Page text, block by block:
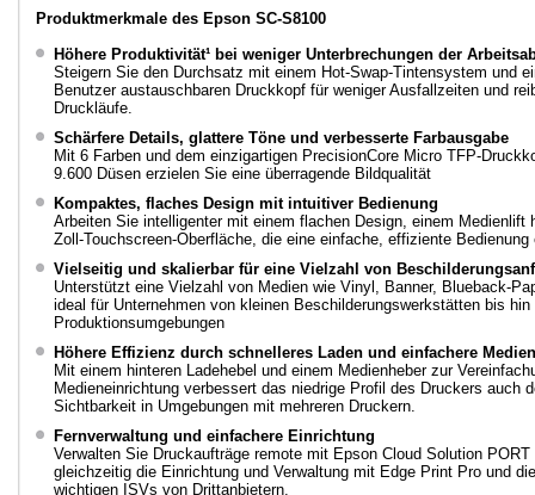
Produktmerkmale des Epson SC-S8100
Höhere Produktivität¹ bei weniger Unterbrechungen der
Steigern Sie den Durchsatz mit einem Hot-Swap-Tintensystem und
Benutzer austauschbaren Druckkopf für weniger Ausfallzeiten und
Druckläufe.
Schärfere Details, glattere Töne und verbesserte Farbausgabe
Mit 6 Farben und dem einzigartigen PrecisionCore Micro TFP-
9.600 Düsen erzielen Sie eine überragende Bildqualität
Kompaktes, flaches Design mit intuitiver Bedienung
Arbeiten Sie intelligenter mit einem flachen Design, einem Medienlift
Zoll-Touchscreen-Oberfläche, die eine einfache, effiziente Bedienung
Vielseitig und skalierbar für eine Vielzahl von
Unterstützt eine Vielzahl von Medien wie Vinyl, Banner, Blueback-
ideal für Unternehmen von kleinen Beschilderungswerkstätten bis hin
Produktionsumgebungen
Höhere Effizienz durch schnelleres Laden und einfachere
Mit einem hinteren Ladehebel und einem Medienheber zur
Medieneinrichtung verbessert das niedrige Profil des Druckers auch
Sichtbarkeit in Umgebungen mit mehreren Druckern.
Fernverwaltung und einfachere Einrichtung
Verwalten Sie Druckaufträge remote mit Epson Cloud Solution
gleichzeitig die Einrichtung und Verwaltung mit Edge Print Pro und
wichtigen ISVs von Drittanbietern.